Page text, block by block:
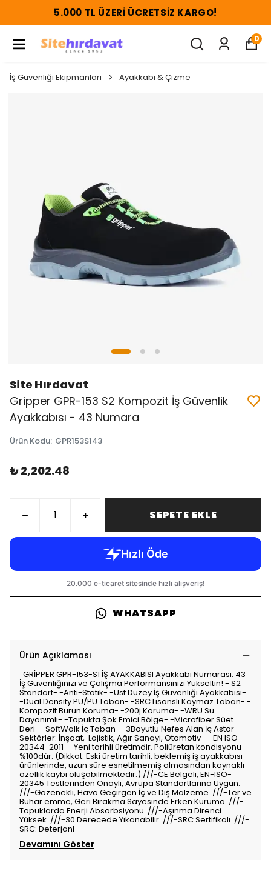
5.000 TL ÜZERI ÜCRETSIZ KARGO!
0
İş Güvenliği Ekipmanları Ayakkabı & Çizme
Site Hırdavat
Gripper GPR-153 S2 Kompozit İş Güvenlik
Ayakkabısı - 43 Numara
Ürün Kodu: GPR153S143
₺ 2,202.48
SEPETE EKLE
WHATSAPP
Ürün Açıklaması
GRİPPER GPR-153-S1 İŞ AYAKKABISI Ayakkabı Numarası: 43
İş Güvenliğinizi ve Çalışma Performansınızı Yükseltin! - S2
Standart- -Anti-Statik- -Üst Düzey İş Güvenliği Ayakkabısı-
-Dual Density PU/PU Taban- -SRC Lisanslı Kaymaz Taban- -
Kompozit Burun Koruma- -200j Koruma- -WRU Su
Dayanımlı- -Topukta Şok Emici Bölge- -Microfiber Süet
Deri- -SoftWalk İç Taban- -3Boyutlu Nefes Alan İç Astar- -
Sektörler: İnşaat, Lojistik, Ağır Sanayi, Otomotiv - -EN ISO
20344-2011- -Yeni tarihli üretimdir. Poliüretan kondisyonu
%100dür. (Dikkat: Eski üretim tarihli, beklemiş iş ayakkabısı
ürünlerinde, uzun süre esnetilmemiş olmasından kaynaklı
özellik kaybı oluşabilmektedir.) ///-CE Belgeli, EN-ISO-
20345 Testlerinden Onaylı, Avrupa Standartlarına Uygun.
///-Gözenekli, Hava Geçirgen İç ve Dış Malzeme. ///-Ter ve
Buhar emme, Geri Bırakma Sayesinde Erken Kuruma. ///-
Topuklarda Enerji Absorbsiyonu. ///-Aşınma Direnci
Yüksek. ///-30 Derecede Yıkanabilir. ///-SRC Sertifikalı. ///-
SRC: Deterjanl
Devamını Göster